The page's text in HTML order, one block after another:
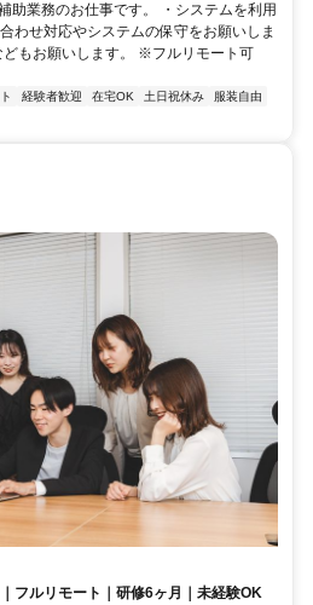
助業務のお仕事です。 ・システムを利用
わせ対応やシステムの保守をお願いしま
もお願いします。 ※フルリモート可
経験者歓迎 在宅OK 土日祝休み
服装自由
フルリモート｜研修6ヶ月｜未経験OK